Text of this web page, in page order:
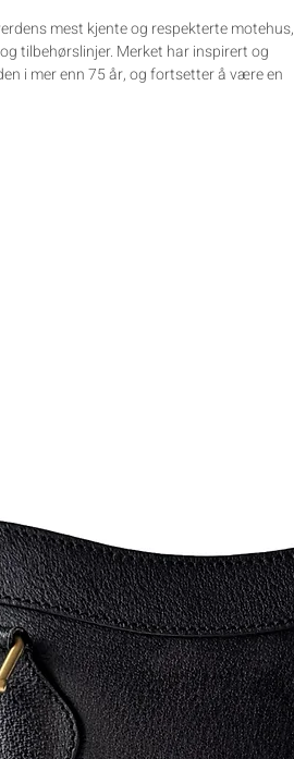
mest kjente og respekterte motehus,
tilbehørslinjer. Merket har inspirert og
i mer enn 75 år, og fortsetter å være en